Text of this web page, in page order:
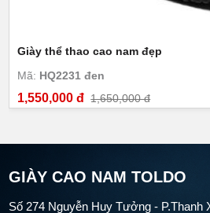
Giày thể thao cao nam đẹp
Mã: HQ2231 đen
1,550,000 đ 1,650,000 đ
GIÀY CAO NAM TOLDO
Số 274 Nguyễn Huy Tưởng - P.Thanh